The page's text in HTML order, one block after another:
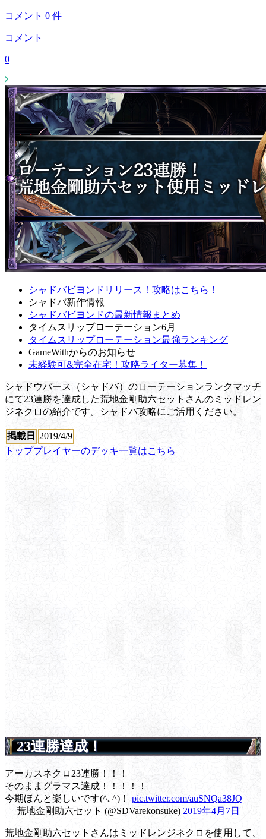
コメント 0 件
コメント
0
シャドバビヨンドリリース！攻略はこちら！
シャドバ新作情報
シャドバビヨンドの最新情報まとめ
タイムスリップローテーション6月
タイムスリップローテーション最強ランキング
GameWithからのお知らせ
未経験可&完全在宅！攻略ライター募集！
シャドウバース（シャドバ）のローテーションランクマッチ
にて23連勝を達成した荒地金剛助六セットさんのミッドレン
ジネクロの紹介です。シャドバ攻略にご活用ください。
掲載日
2019/4/9
トッププレイヤーのデッキ一覧はこちら
23連勝達成！
アーカスネクロ23連勝！！！
そのままグラマス達成！！！！！
今期ほんと楽しいです(^｡^)！ pic.twitter.com/auSNQa38JQ
— 荒地金剛助六セット (@SDVarekonsuke) 2019年4月7日
荒地金剛助六セットさんはミッドレンジネクロを使用して、